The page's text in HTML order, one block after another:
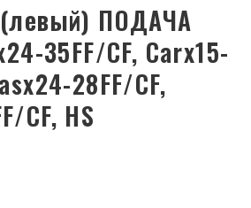
35FF/CF, Carx15-
28FF/CF,
CF, HS